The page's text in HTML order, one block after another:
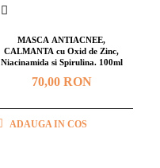
MASCA ANTIACNEE,
CALMANTA cu Oxid de Zinc,
Niacinamida si Spirulina. 100ml
70,00 RON
ADAUGA IN COS